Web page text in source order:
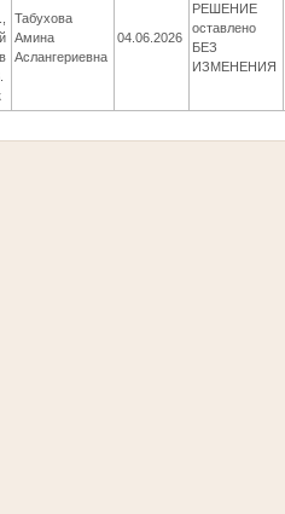
Табухова
Амина
Аслангериевна
04.06.2026
РЕШЕНИЕ
оставлено
БЕЗ
ИЗМЕНЕНИЯ